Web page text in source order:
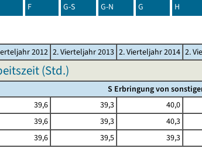
F G-S G-N G H
2012 2. Vierteljahr 2013 2. Vierteljahr 2014 2.
(Std.)
S Erbringung von
39,6 39,3 40,0
39,6 39,3 40,3
39,6 39,5 39,3